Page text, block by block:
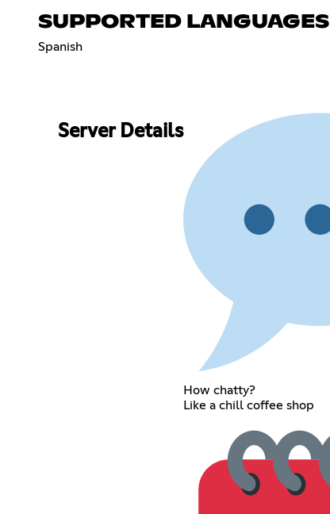
SUPPORTED LANGUAGES
Spanish
Server Details
How chatty?
Like a chill coffee shop